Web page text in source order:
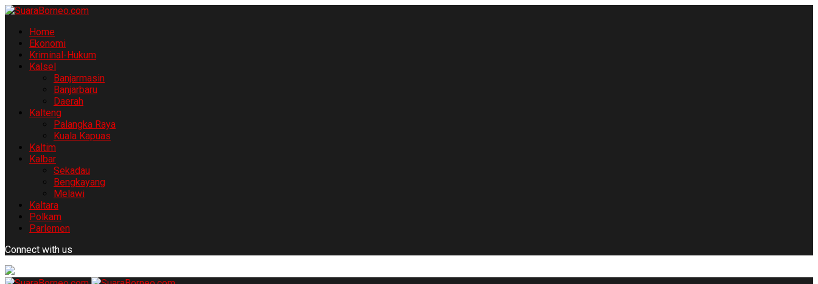
Home
Ekonomi
Kriminal-Hukum
Kalsel
Banjarmasin
Banjarbaru
Daerah
Kalteng
Palangka Raya
Kuala Kapuas
Kaltim
Kalbar
Sekadau
Bengkayang
Melawi
Kaltara
Polkam
Parlemen
Connect with us